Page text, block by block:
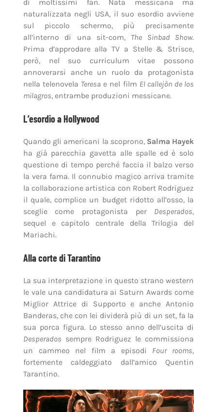
di moltissimi fan. Nata messicana ma
naturalizzata negli USA, il suo esordio avviene
sul piccolo schermo, più precisamente
all’interno di una sit-com, The Sinbad Show.
Prima d’approdare alla TV a Stelle & Strisce,
però, nel suo curriculum vitae possono
annoverarsi anche un ruolo da protagonista
nella telenovela Teresa e nel film El callejòn de los
milagros, entrambe produzioni messicane.
L’esordio a Hollywood
Quando gli americani la scoprono, Salma Hayek
ha già parecchia gavetta alle spalle ed è solo
questione di tempo perché faccia il balzo verso
la vera fama. Il connubio magico arriva tramite
la collaborazione artistica con Robert Rodriguez
il quale, complice un budget ridotto all’osso, la
sceglie come protagonista per Desperados,
sequel e capitolo centrale della Trilogia del
Mariachi.
Alla corte di Tarantino
La sua interpretazione in questo strano western
le vale una candidatura ai Saturn Awards come
Miglior Attrice di Supporto e anche Antonio
Banderas, che con lei dividerà più di un set, fa la
sua porca figura. Lo stesso anno dell’uscita di
Desperados sempre Rodriguez le commissiona
un cammeo nel film a episodi Four rooms,
fortemente caldeggiato dall’amico Quentin
Tarantino.